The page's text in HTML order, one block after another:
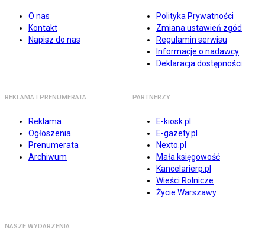
O nas
Kontakt
Napisz do nas
Polityka Prywatności
Zmiana ustawień zgód
Regulamin serwisu
Informacje o nadawcy
Deklaracja dostępności
REKLAMA I PRENUMERATA
Reklama
Ogłoszenia
Prenumerata
Archiwum
PARTNERZY
E-kiosk.pl
E-gazety.pl
Nexto.pl
Mała księgowość
Kancelarierp.pl
Wieści Rolnicze
Życie Warszawy
NASZE WYDARZENIA